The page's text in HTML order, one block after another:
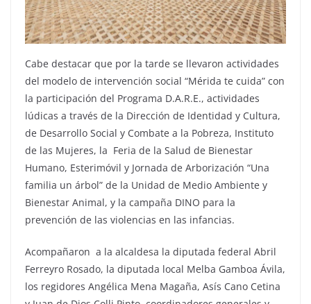
Cabe destacar que por la tarde se llevaron actividades
del modelo de intervención social “Mérida te cuida” con
la participación del Programa D.A.R.E., actividades
lúdicas a través de la Dirección de Identidad y Cultura,
de Desarrollo Social y Combate a la Pobreza, Instituto
de las Mujeres, la Feria de la Salud de Bienestar
Humano, Esterimóvil y Jornada de Arborización “Una
familia un árbol” de la Unidad de Medio Ambiente y
Bienestar Animal, y la campaña DINO para la
prevención de las violencias en las infancias.
Acompañaron a la alcaldesa la diputada federal Abril
Ferreyro Rosado, la diputada local Melba Gamboa Ávila,
los regidores Angélica Mena Magaña, Asís Cano Cetina